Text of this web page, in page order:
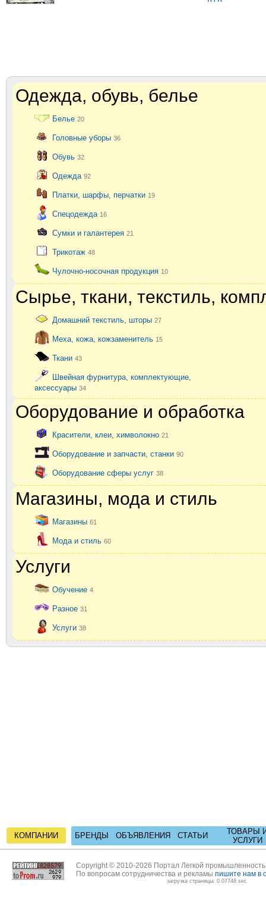
Одежда, обувь, белье
Белье 20
Головные уборы 36
Обувь 32
Одежда 92
Платки, шарфы, перчатки 19
Спецодежда 16
Сумки и галантерея 21
Трикотаж 48
Чулочно-носочная продукция 10
Сырье, ткани, текстиль,
Домашний текстиль, шторы 27
Меха, кожа, кожзаменитель 15
Ткани 43
Швейная фурнитура, комплектующие,
аксессуары 34
Оборудование и обработка
Красители, клеи, химволокно 21
Оборудование и запчасти, станки 90
Оборудование сферы услуг 38
Магазины, мода и стиль
Магазины 61
Мода и стиль 60
Услуги
Обучение 4
Разное 31
Услуги 38
КОМПАНИИ БРЕНДЫ ОБЪЯВЛЕНИЯ СТАТЬИ
ТОВАРЫ
УСЛУГИ
Copyright © 2010-2026 Портал Легкой
По вопросам сотрудничества и рекламы пишите нам в
загрузка страницы: 0.07748 sec